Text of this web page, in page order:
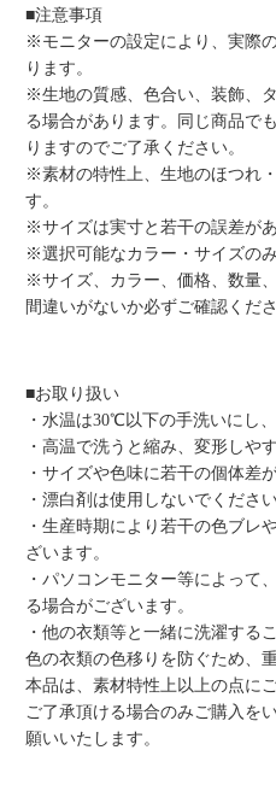
■注意事項
※モニターの設定により、実際
ります。
※生地の質感、色合い、装飾、
る場合があります。同じ商品で
りますのでご了承ください。
※素材の特性上、生地のほつれ
す。
※サイズは実寸と若干の誤差が
※選択可能なカラー・サイズの
※サイズ、カラー、価格、数量
間違いがないか必ずご確認くださ
■お取り扱い
・水温は30℃以下の手洗いにし
・高温で洗うと縮み、変形しや
・サイズや色味に若干の個体差
・漂白剤は使用しないでください
・生産時期により若干の色ブレ
ざいます。
・パソコンモニター等によって
る場合がございます。
・他の衣類等と一緒に洗濯する
色の衣類の色移りを防ぐため、
本品は、素材特性上以上の点に
ご了承頂ける場合のみご購入を
願いいたします。